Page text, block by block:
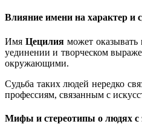
Влияние имени на характер и
Имя Цецилия может оказывать
уединении и творческом
окружающими.
Судьба таких людей нередко
профессиям, связанным с
Мифы и стереотипы о людях с